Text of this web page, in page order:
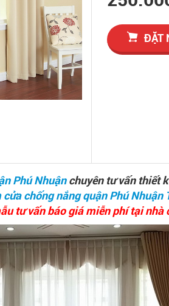
ĐẶT
Phú Nhuậnchuyên tư vấn thiết
cửa chống nắng quận Phú Nhuận
tư vấn báo giá miễn phí tại nhà